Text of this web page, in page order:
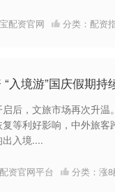
配资官网 分类： 配资
入境游”国庆假期
后，文旅市场再次升温
等利好影响，中外旅
入境....
资官网平台 分类： 涨